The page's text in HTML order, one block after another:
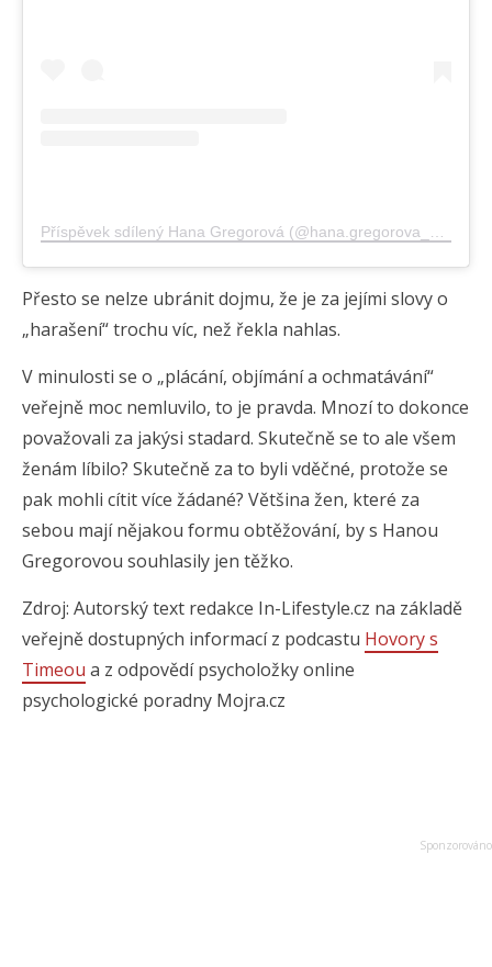
Přesto se nelze ubránit dojmu, že je za jejími slovy o
„harašení“ trochu víc, než řekla nahlas.
V minulosti se o „plácání, objímání a ochmatávání“
veřejně moc nemluvilo, to je pravda. Mnozí to dokonce
považovali za jakýsi stadard. Skutečně se to ale všem
ženám líbilo? Skutečně za to byli vděčné, protože se
pak mohli cítit více žádané? Většina žen, které za
sebou mají nějakou formu obtěžování, by s Hanou
Gregorovou souhlasily jen těžko.
Zdroj: Autorský text redakce In-Lifestyle.cz na základě
veřejně dostupných informací z podcastu Hovory s
Timeou a z odpovědí psycholožky online
psychologické poradny Mojra.cz